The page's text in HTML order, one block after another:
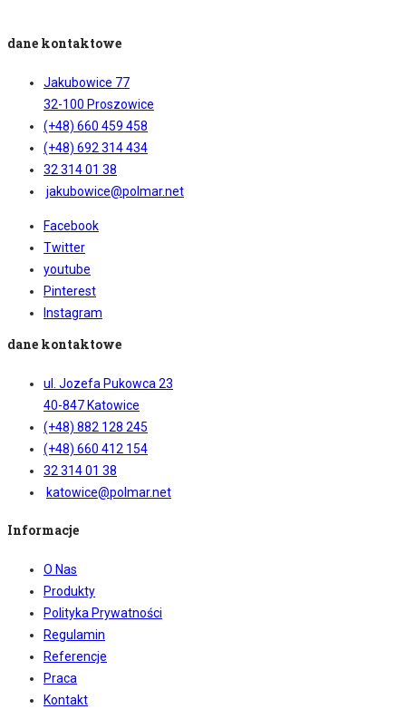
dane kontaktowe
Jakubowice 77
32-100 Proszowice
(+48) 660 459 458
(+48) 692 314 434
32 314 01 38
jakubowice@polmar.net
Facebook
Twitter
youtube
Pinterest
Instagram
dane kontaktowe
ul. Jozefa Pukowca 23
40-847 Katowice
(+48) 882 128 245
(+48) 660 412 154
32 314 01 38
katowice@polmar.net
Informacje
O Nas
Produkty
Polityka Prywatności
Regulamin
Referencje
Praca
Kontakt